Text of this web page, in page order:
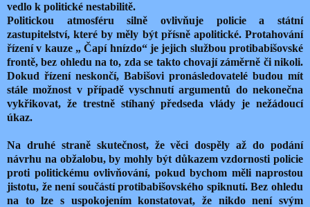
vedlo k politické nestabilitě.
Politickou atmosféru silně ovlivňuje policie a státní
zastupitelství, které by měly být přísně apolitické. Protahování
řízení v kauze „ Čapí hnízdo“ je jejich službou protibabišovské
frontě, bez ohledu na to, zda se takto chovají záměrně či nikoli.
Dokud řízení neskončí, Babišovi pronásledovatelé budou mít
stále možnost v případě vyschnutí argumentů do nekonečna
vykřikovat, že trestně stíhaný předseda vlády je nežádoucí
úkaz.
Na druhé straně skutečnost, že věci dospěly až do podání
návrhu na obžalobu, by mohly být důkazem vzdornosti policie
proti politickému ovlivňování, pokud bychom měli naprostou
jistotu, že není součástí protibabišovského spiknutí. Bez ohledu
na to lze s uspokojením konstatovat, že nikdo není svým